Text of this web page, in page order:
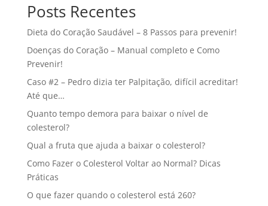
Posts Recentes
Dieta do Coração Saudável – 8 Passos para prevenir!
Doenças do Coração – Manual completo e Como
Prevenir!
Caso #2 – Pedro dizia ter Palpitação, difícil acreditar!
Até que…
Quanto tempo demora para baixar o nível de
colesterol?
Qual a fruta que ajuda a baixar o colesterol?
Como Fazer o Colesterol Voltar ao Normal? Dicas
Práticas
O que fazer quando o colesterol está 260?